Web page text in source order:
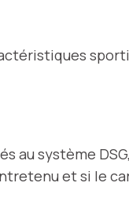
au système
et si le